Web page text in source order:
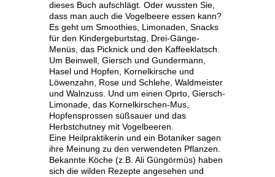
dieses Buch aufschlägt. Oder wussten Sie,
dass man auch die Vogelbeere essen kann?
Es geht um Smoothies, Limonaden, Snacks
für den Kindergeburtstag, Drei-Gänge-
Menüs, das Picknick und den Kaffeeklatsch.
Um Beinwell, Giersch und Gundermann,
Hasel und Hopfen, Kornelkirsche und
Löwenzahn, Rose und Schlehe, Waldmeister
und Walnzuss. Und um einen Oprto, Giersch-
Limonade, das Kornelkirschen-Mus,
Hopfensprossen süßsauer und das
Herbstchutney mit Vogelbeeren.
Eine Heilpraktikerin und ein Botaniker sagen
ihre Meinung zu den verwendeten Pflanzen.
Bekannte Köche (z.B. Ali Güngörmüs) haben
sich die wilden Rezepte angesehen und